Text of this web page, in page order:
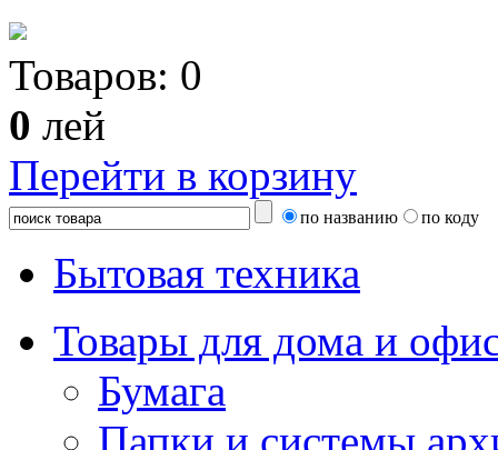
Товаров: 0
0 лей
Перейти в корзину
по названию по коду
Бытовая техника
Товары для дома и
Бумага
Папки и системы